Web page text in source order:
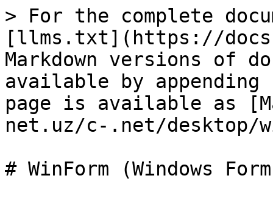
> For the complete
[llms.txt](https://
Markdown versions of
available by
page is available as
net.uz/c-.net/desktop/
# WinForm (Windows